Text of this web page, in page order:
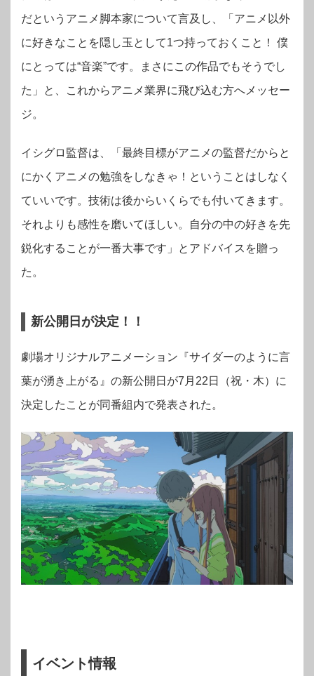
だというアニメ脚本家について言及し、「アニメ以外
に好きなことを隠し玉として1つ持っておくこと！ 僕
にとっては“音楽”です。まさにこの作品でもそうでし
た」と、これからアニメ業界に飛び込む方へメッセー
ジ。
イシグロ監督は、「最終目標がアニメの監督だからと
にかくアニメの勉強をしなきゃ！ということはしなく
ていいです。技術は後からいくらでも付いてきます。
それよりも感性を磨いてほしい。自分の中の好きを先
鋭化することが一番大事です」とアドバイスを贈っ
た。
新公開日が決定！！
劇場オリジナルアニメーション『サイダーのように言
葉が湧き上がる』の新公開日が7月22日（祝・木）に
決定したことが同番組内で発表された。
イベント情報